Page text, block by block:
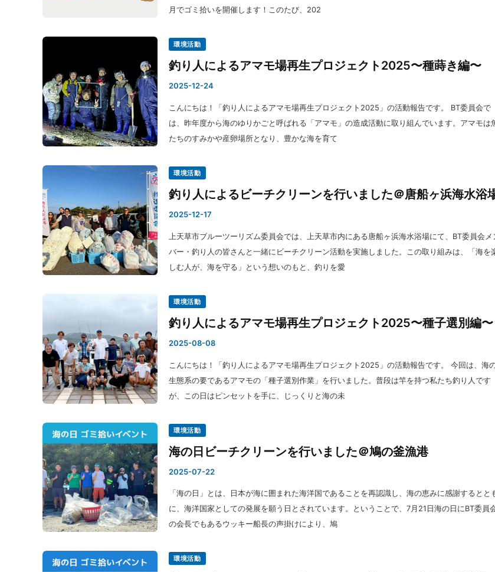
月でゴミ拾いを開催します！このたび、202
環境活動
釣り人によるアマモ場再生プロジェクト2025〜種蒔き編〜
2025-12-24
こんにちは！「釣り人によるアマモ場再生プロジェクト2025」の活動報告です。 BT委員会で
は、昨年度から海のゆりかごと呼ばれる「アマモ」の造成活動に取り組んでいます。アマモは
たちのすみかや産卵場所となり、豊かな海を育て
環境活動
釣り人によるビーチクリーンを行いました＠唐船ヶ浜海水浴
2025-12-17
上天草市ブルーツーリズム委員会では、上天草市内にある唐船ヶ浜海水浴場にて、BT委員会メ
バー・釣り人の皆さんと一緒にビーチクリーン活動を実施しました。この取り組みは、「海を
しむ人が、海を守る」という想いのもと、釣りを愛
環境活動
釣り人によるアマモ場再生プロジェクト2025〜種子選別編〜
2025-08-08
こんにちは！「釣り人によるアマモ場再生プロジェクト2025」の活動報告です。 今回は、海
生態系の要であるアマモの「種子選別作業」を行いました。普段は竿を持つ私たち釣り人です
が、この日はピンセットを手に、じっくりと海の未
環境活動
海の日ビーチクリーンを行いました＠鳩の釜漁港
2025-07-22
「海の日」とは、日本が海に囲まれた海洋国であることを再認識し、海の恵みに感謝するとと
に、海洋国家としての発展を願う日とされています。ということで、7月21日海の日にBT委員
の会長でもあるウッキー船長の声掛けにより、鳩
環境活動